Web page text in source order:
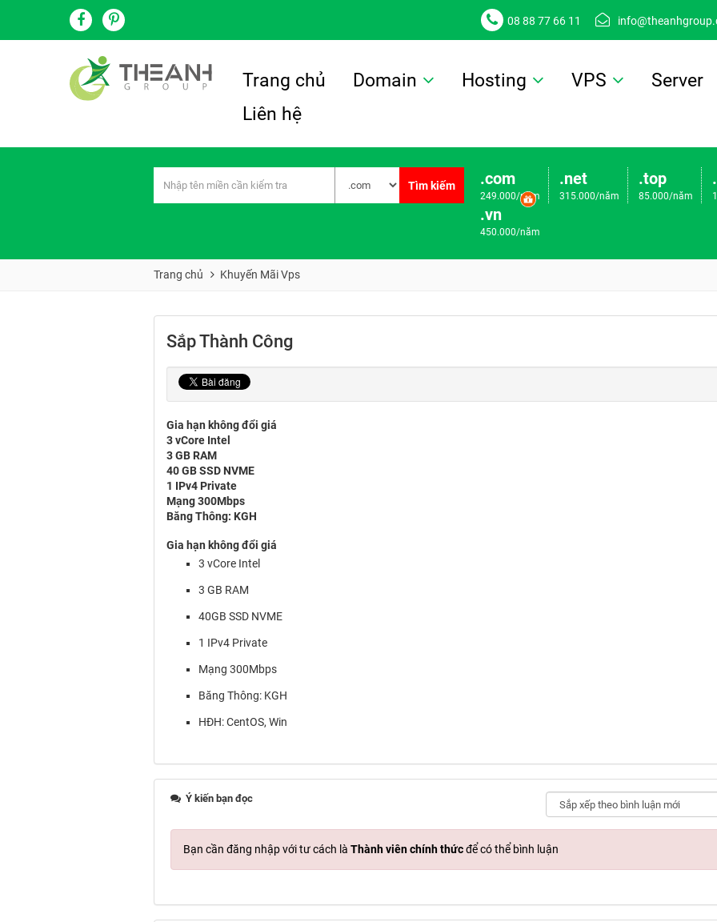
08 88 77 66 11
Trang chủ Domain Hosting VPS Server
Liên hệ
Tìm kiếm .com
249.000/năm
.net
315.000/năm
.top
85.000/năm
.vn
450.000/năm
Trang chủ Khuyến Mãi Vps
Sắp Thành Công
Gia hạn không đổi giá
3 vCore Intel
3 GB RAM
40 GB SSD NVME
1 IPv4 Private
Mạng 300Mbps
Băng Thông: KGH
Gia hạn không đổi giá
3 vCore Intel
3 GB RAM
40GB SSD NVME
1 IPv4 Private
Mạng 300Mbps
Băng Thông: KGH
HĐH: CentOS, Win
Ý kiến bạn đọc
Bạn cần đăng nhập với tư cách là Thành viên chính thứcđể có thể bình luận